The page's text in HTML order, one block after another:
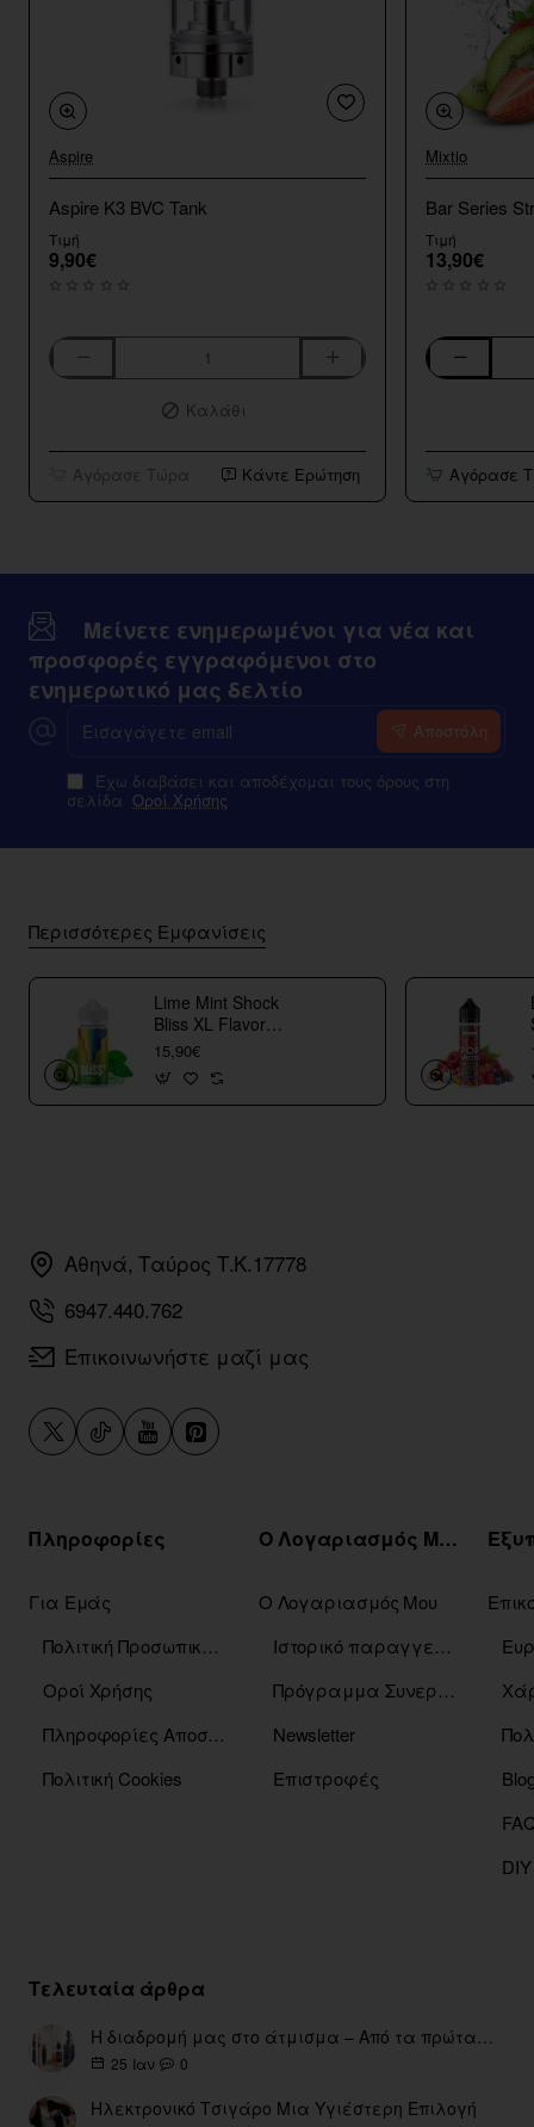
Aspire
Aspire K3 BVC Tank
Τιμή
9,90€
Aspire
Καλάθι
Αγόρασε Τώρα Κάντε Ερώτηση
Mixtio
Bar Series
Τιμή
13,90€
Bar
10ml/120ml
Αγόρασε
Μείνετε ενημερωμένοι για νέα και
προσφορές εγγραφόμενοι στο
ενημερωτικό μας δελτίο
email
Αποστόλη
Έχω διαβάσει και αποδέχομαι τους όρους στη
σελίδα Οροί Χρήσης
Περισσότερες Εμφανίσεις
Lime Mint Shock
Bliss XL Flavor
Shots
15,90€
Αθηνά, Ταύρος Τ.Κ.17778
6947.440.762
Επικοινωνήστε μαζί μας
Πληροφορίες
Για Εμάς
Πολιτική Προσωπικών Δεδομένων
Οροί Χρήσης
Πληροφορίες Αποστόλης
Πολιτική Cookies
Ο Λογαριασμός Μου
Ο Λογαριασμός Μου
Ιστορικό παραγγελιών
Πρόγραμμα Συνεργατών
Newsletter
Επιστροφές
Τελευταία άρθρα
Η διαδρομή μας στο άτμισμα – Από τα πρώτα eGo έως τη σύγχρονη εποχή
25 Ιαν 0
Ηλεκτρονικό Τσιγάρο Μια Υγιέστερη Επιλογή